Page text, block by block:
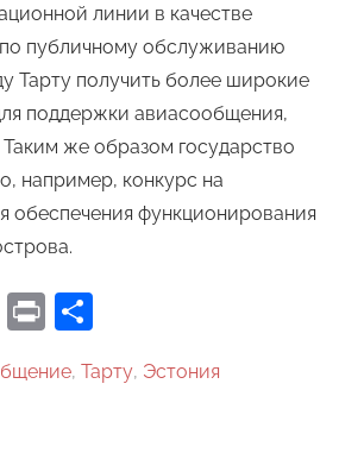
линии в качестве
по публичному обслуживанию
Тарту получить более широкие
поддержки авиасообщения,
же образом государство
например, конкурс на
обеспечения функционирования
VK Print
, Тарту, Эстония